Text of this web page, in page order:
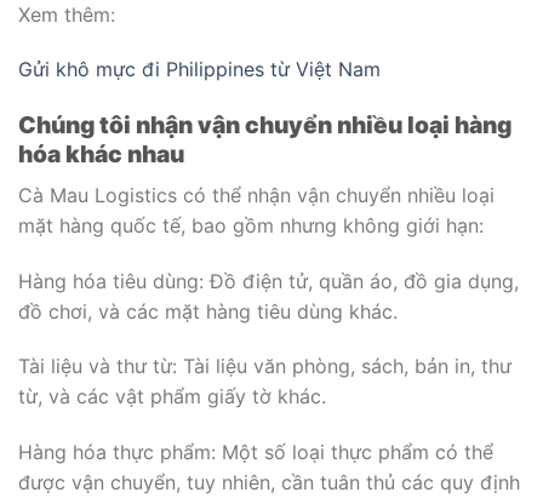
Xem thêm:
Gửi khô mực đi Philippines từ Việt Nam
Chúng tôi nhận vận chuyển nhiều loại hàng
hóa khác nhau
Cà Mau Logistics có thể nhận vận chuyển nhiều loại
mặt hàng quốc tế, bao gồm nhưng không giới hạn:
Hàng hóa tiêu dùng: Đồ điện tử, quần áo, đồ gia dụng,
đồ chơi, và các mặt hàng tiêu dùng khác.
Tài liệu và thư từ: Tài liệu văn phòng, sách, bản in, thư
từ, và các vật phẩm giấy tờ khác.
Hàng hóa thực phẩm: Một số loại thực phẩm có thể
được vận chuyển, tuy nhiên, cần tuân thủ các quy định